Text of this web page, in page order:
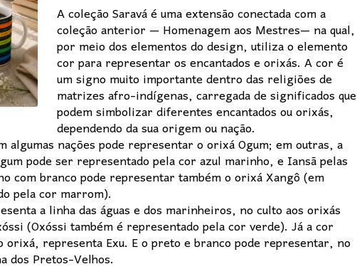
A coleção Saravá é uma extensão conectada com a
coleção anterior — Homenagem aos Mestres— na qual,
por meio dos elementos do design, utiliza o elemento
cor para representar os encantados e orixás. A cor é
um signo muito importante dentro das religiões de
matrizes afro-indígenas, carregada de significados que
podem simbolizar diferentes encantados ou orixás,
dependendo da sua origem ou nação.
nações pode representar o orixá Ogum; em outras, a
pode ser representado pela cor azul marinho, e Iansã pelas
com branco pode representar também o orixá Xangô (em
pela cor marrom).
a linha das águas e dos marinheiros, no culto aos orixás
(Oxóssi também é representado pela cor verde). Já a cor
orixá, representa Exu. E o preto e branco pode representar, no
dos Pretos-Velhos.